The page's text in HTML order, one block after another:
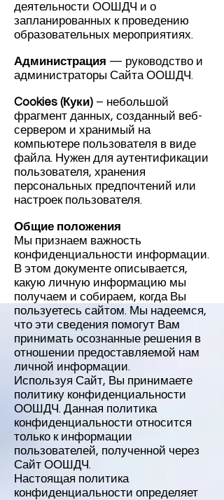
деятельности ООШДЧ и о
запланированных к проведению
образовательных мероприятиях.
Администрация — руководство и
администраторы Сайта ООШДЧ.
Cookies (Куки) – небольшой
фрагмент данных, созданный веб-
сервером и хранимый на
компьютере пользователя в виде
файла. Нужен для аутентификации
пользователя, хранения
персональных предпочтений или
настроек пользователя.
Общие положения
Мы признаем важность
конфиденциальности информации.
В этом документе описывается,
какую личную информацию мы
получаем и собираем, когда Вы
пользуетесь сайтом. Мы надеемся,
что эти сведения помогут Вам
принимать осознанные решения в
отношении предоставляемой нам
личной информации.
Используя Сайт, Вы принимаете
политику конфиденциальности
ООШДЧ. Данная политика
конфиденциальности относится
только к информации
пользователей, полученной через
Сайт ООШДЧ.
Настоящая политика
конфиденциальности определяет